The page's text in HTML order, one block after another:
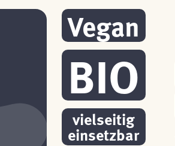
Vegan
BIO
vielseitig
einsetzbar